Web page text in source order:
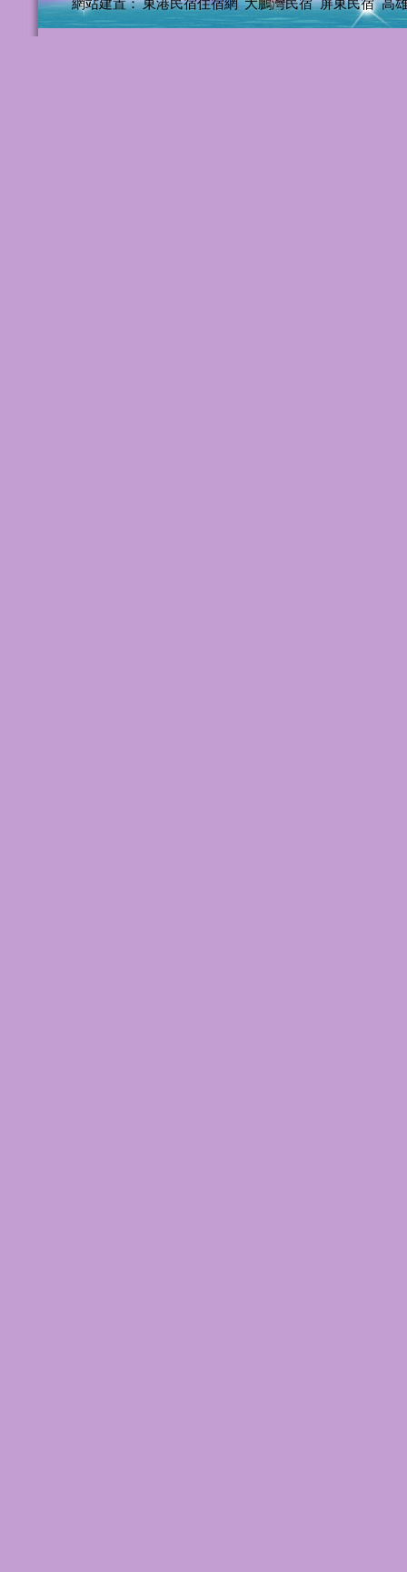
網站建置：東港民宿住宿網 大鵬灣民宿 屏東民宿 高